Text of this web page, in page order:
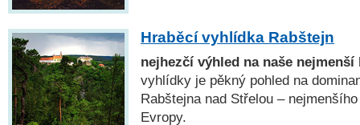
Hraběcí vyhlídka Rabštejn
nejhezčí výhled na naše
vyhlídky je pěkný pohled na
Rabštejna nad Střelou –
Evropy.